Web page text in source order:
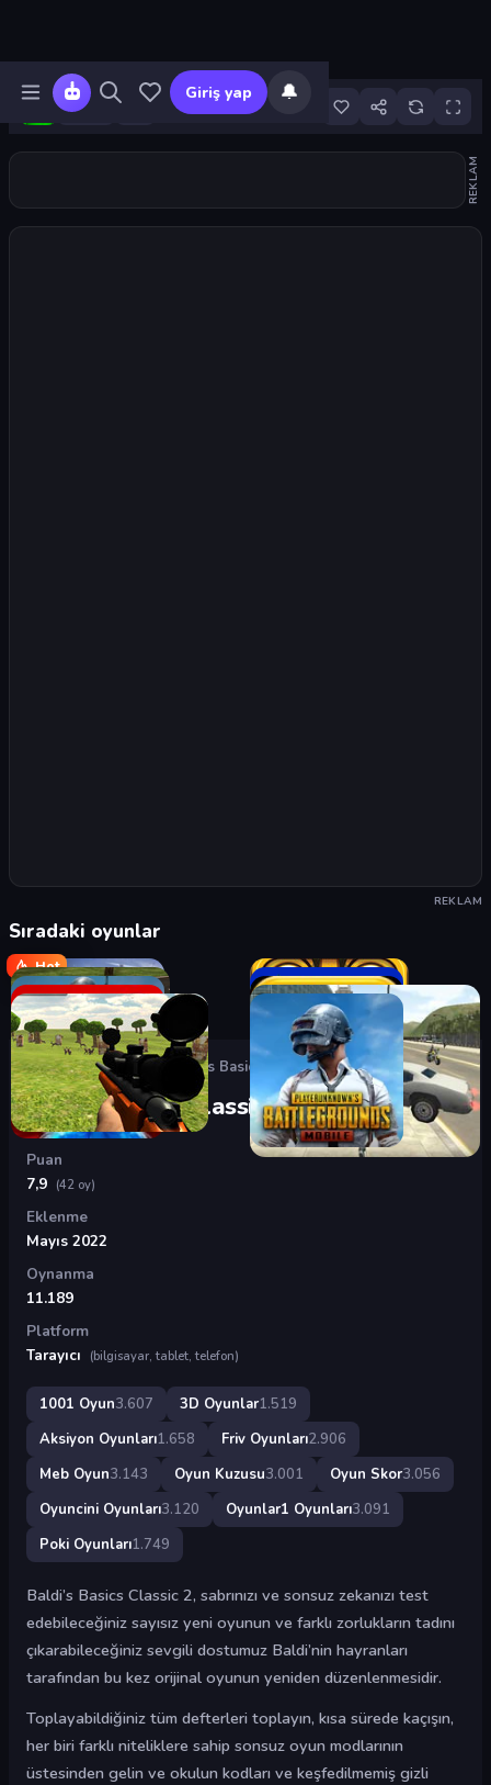
Giriş yap 🔔
33
REKLAM
REKLAM
Sıradaki oyunlar
Hot
Oyunlar›3D Oyunlar Baldi’s Basics Classic 2
Baldi’s Basics Classic 2
Puan
7,9 (42 oy)
Eklenme
Mayıs 2022
Oynanma
11.189
Platform
Tarayıcı
(bilgisayar, tablet, telefon)
1001 Oyun3.607 3D Oyunlar1.519
Aksiyon Oyunları1.658 Friv Oyunları2.906
Meb Oyun3.143 Oyun Kuzusu3.001 Oyun Skor3.056
Oyuncini Oyunları3.120 Oyunlar1 Oyunları3.091
Poki Oyunları1.749
Baldi’s Basics Classic 2, sabrınızı ve sonsuz zekanızı test
edebileceğiniz sayısız yeni oyunun ve farklı zorlukların tadını
çıkarabileceğiniz sevgili dostumuz Baldi’nin hayranları
tarafından bu kez orijinal oyunun yeniden düzenlenmesidir.
Toplayabildiğiniz tüm defterleri toplayın, kısa sürede kaçışın,
her biri farklı niteliklere sahip sonsuz oyun modlarının
üstesinden gelin ve okulun kodları ve keşfedilmemiş gizli